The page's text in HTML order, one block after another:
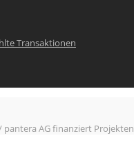
Transaktionen
pantera AG finanziert